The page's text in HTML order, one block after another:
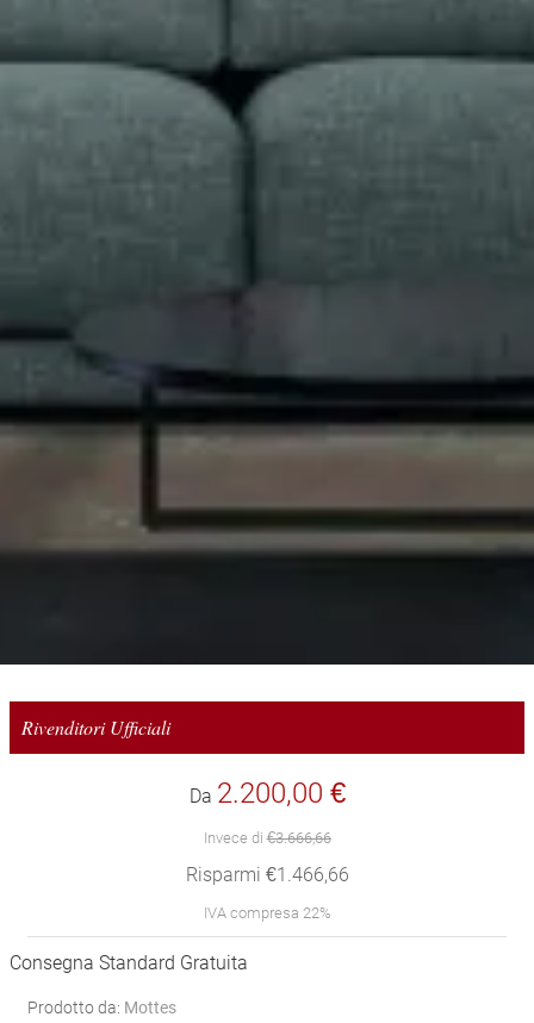
Rivenditori Ufficiali
Da 2.200,00 €
Invece di€3.666,66
Risparmi €1.466,66
IVA compresa 22%
Consegna Standard Gratuita
Prodotto da: Mottes